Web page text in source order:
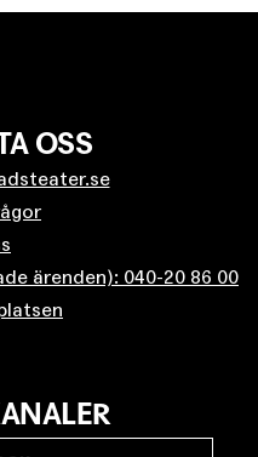
OSS
ärenden): 040-20 86 00